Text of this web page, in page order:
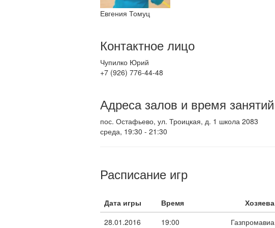
Евгения Томуц
Контактное лицо
Чупилко Юрий
+7 (926) 776-44-48
Адреса залов и время занятий
пос. Остафьево, ул. Троицкая, д. 1 школа 2083
среда, 19:30 - 21:30
Расписание игр
Дата игры Время Хозяева
28.01.2016
19:00 Газпромавиа